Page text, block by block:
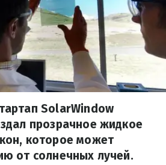
SolarWindow
прозрачное жидкое
которое может
от солнечных лучей.